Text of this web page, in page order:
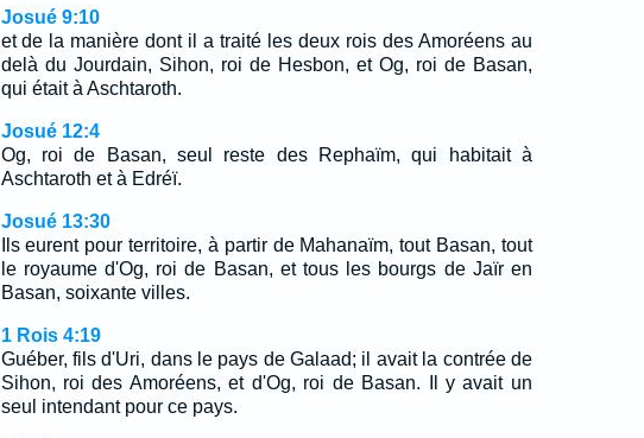
Josué 9:10
et de la manière dont il a traité les deux rois des Amoréens au
delà du Jourdain, Sihon, roi de Hesbon, et Og, roi de Basan,
qui était à Aschtaroth.
Josué 12:4
Og, roi de Basan, seul reste des Rephaïm, qui habitait à
Aschtaroth et à Edréï.
Josué 13:30
Ils eurent pour territoire, à partir de Mahanaïm, tout Basan, tout
le royaume d'Og, roi de Basan, et tous les bourgs de Jaïr en
Basan, soixante villes.
1 Rois 4:19
Guéber, fils d'Uri, dans le pays de Galaad; il avait la contrée de
Sihon, roi des Amoréens, et d'Og, roi de Basan. Il y avait un
seul intendant pour ce pays.